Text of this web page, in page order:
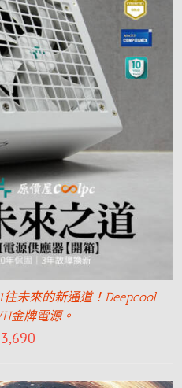
往未來的新通道！Deepcool
金牌電源。
3,690